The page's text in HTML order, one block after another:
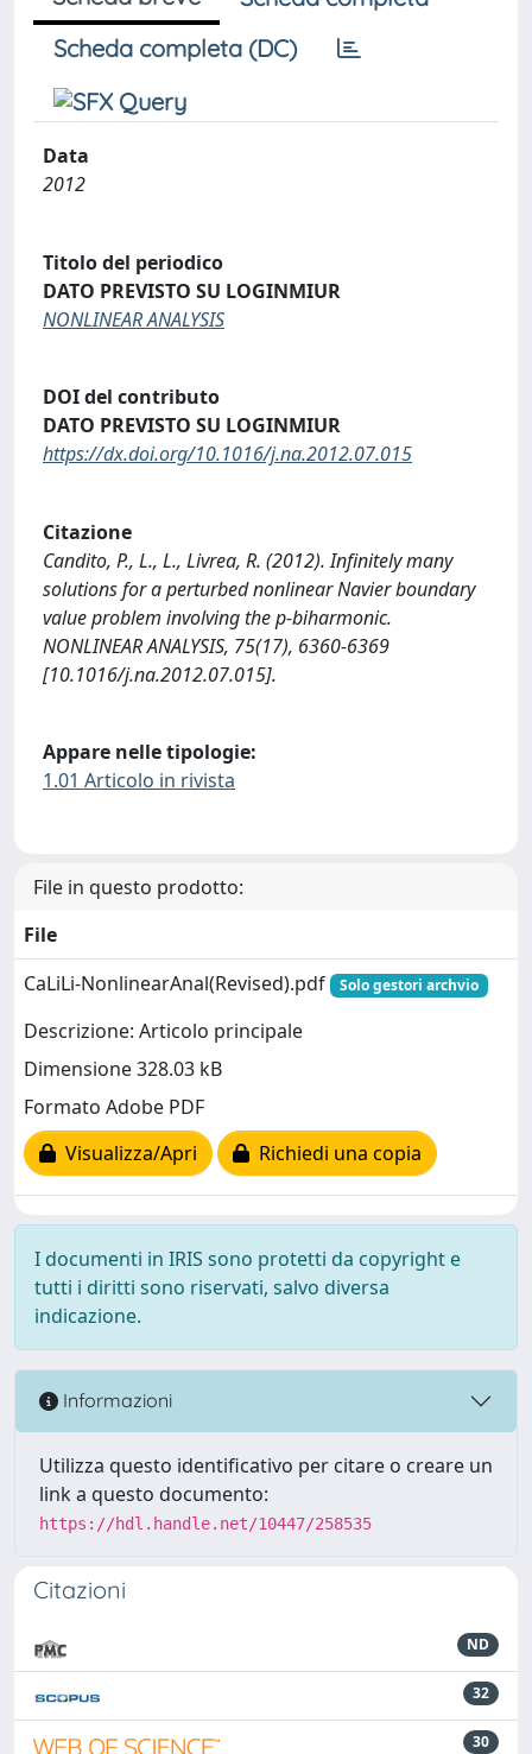
Scheda completa (DC)
Data
2012
Titolo del periodico
DATO PREVISTO SU LOGINMIUR
NONLINEAR ANALYSIS
DOI del contributo
DATO PREVISTO SU LOGINMIUR
https://dx.doi.org/10.1016/j.na.2012.07.015
Citazione
Candito, P., L., L., Livrea, R. (2012). Infinitely many
solutions for a perturbed nonlinear Navier boundary
value problem involving the p-biharmonic.
NONLINEAR ANALYSIS, 75(17), 6360-6369
[10.1016/j.na.2012.07.015].
Appare nelle tipologie:
1.01 Articolo in rivista
File in questo prodotto:
File
CaLiLi-NonlinearAnal(Revised).pdf
Solo gestori archvio
Descrizione: Articolo principale
Dimensione 328.03 kB
Formato Adobe PDF
Visualizza/Apri
Richiedi una copia
I documenti in IRIS sono protetti da copyright e
tutti i diritti sono riservati, salvo diversa
indicazione.
Informazioni
Utilizza questo identificativo per citare o creare un
link a questo documento:
https://hdl.handle.net/10447/258535
Citazioni
ND
32
30